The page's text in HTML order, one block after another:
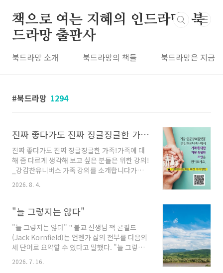
책으로 여는 지혜의 인드라망, 북
드라망 출판사
북드라망 소개 북드라망의 책들 북드라망은 지금
북드라망 1294
진짜 좋다가도 진짜 징글징글한 가족! 가족에 대해 좀 다르게 생각해 보고 싶은 분들은 위한 강의! _강감찬유니버스 가족 강의를 소개합니다
진짜 좋다가도 진짜 징글징글한 가족!가족에 대
해 좀 다르게 생각해 보고 싶은 분들은 위한 강의!
_강감찬유니버스 가족 강의를 소개합니다가족처
럼 가깝고도 먼 존재가 있을까요. 모 선생님께서
는 성인이 된 가족들은 서로 생사 확인만 하면 된
감했던 기억이 있습니다. 그런데 가족과의 관계
연히 그럴 리가 없겠지요. 가족과도 잘 지내기 위
한 '공부'가 필요합니다. 고전 속 가족을 보며, '가
족'이라는 가까운 관계에서 우리 사회 속 관계까
지 살펴보는 기회를 만나시기 바랍니다. 가족을
2026. 8. 4.
"늘 그렇지는 않다"
"늘 그렇지는 않다" " 불교 선생님 잭 콘필드
(Jack Kornfield)는 언젠가 삶의 전부를 다음의
세 단어로 요약할 수 있다고 말했다. "늘 그렇지
는 않다." 우리가 하루를 특정한 방향으로 이어지
도록 결정할까? 늘 그렇지는 않다. 친구나 친척
2026. 7. 16.